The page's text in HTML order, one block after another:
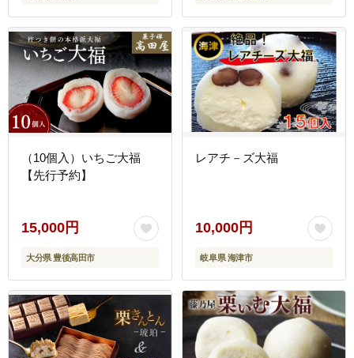
ゴー 日向夏
（10個入）いちご大福
【先行予約】
15,000円
大分県 豊後高田市
レアチ－ズ大福
10,000円
岐阜県 海津市